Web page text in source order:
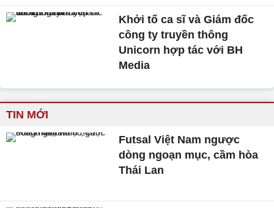
Khởi tố ca sĩ và Giám đốc
công ty truyền thông
Unicorn hợp tác với BH
Media
TIN MỚI
Futsal Việt Nam ngược
dòng ngoạn mục, cầm hòa
Thái Lan